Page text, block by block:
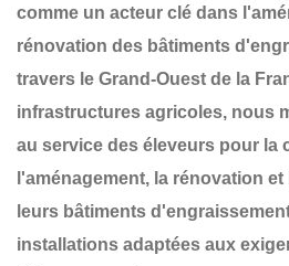
comme un acteur clé dans
rénovation des bâtiments
travers le Grand-Ouest de la
infrastructures agricoles, nous
au service des éleveurs pour la
l'aménagement, la rénovation
leurs bâtiments
installations adaptées aux